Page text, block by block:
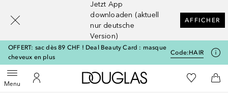
Jetzt App
downloaden (aktuell
nur deutsche
Version)
AFFICHER
OFFERT: sac dès 89 CHF ! Deal Beauty Card : masque
cheveux en plus
Code:HAIR
MenuOuvrir le menuVers Mon Compte
Vers l'accueil Douglas
Vers Ma
Retourner
Exécuter la recherche
[navigation.slideout.screenreader]